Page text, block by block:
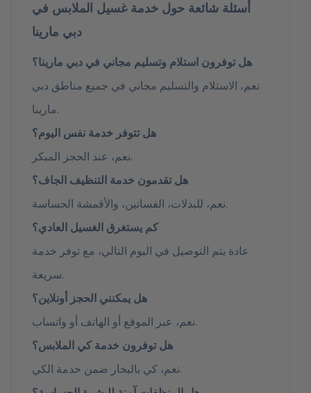
أسئلة شائعة حول خدمة غسيل الملابس في
دبي مارينا
هل توفرون استلام وتسليم مجاني في دبي مارينا؟
نعم، الاستلام والتسليم مجاني في جميع مناطق دبي
مارينا.
هل تتوفر خدمة نفس اليوم؟
نعم، عند الحجز المبكر.
هل تقدمون خدمة التنظيف الجاف؟
نعم، للبدلات، الفساتين، والأقمشة الحساسة.
كم يستغرق الغسيل العادي؟
عادة يتم التوصيل في اليوم التالي، مع توفر خدمة
سريعة.
هل يمكنني الحجز أونلاين؟
نعم، عبر الموقع أو الهاتف أو واتساب.
هل توفرون خدمة كي الملابس؟
نعم، كي بالبخار ضمن خدمة الكي.